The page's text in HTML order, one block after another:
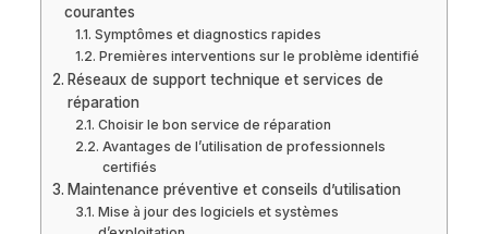
courantes
Symptômes et diagnostics rapides
Premières interventions sur le problème identifié
Réseaux de support technique et services de
réparation
Choisir le bon service de réparation
Avantages de l’utilisation de professionnels
certifiés
Maintenance préventive et conseils d’utilisation
Mise à jour des logiciels et systèmes